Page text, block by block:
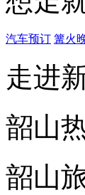
汽车预订 篝火
走进
韶山
韶山